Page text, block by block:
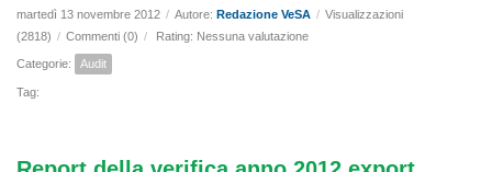
martedì 13 novembre 2012 / Autore: Redazione VeSA / Visualizzazioni
(2818) / Commenti (0) / Rating: Nessuna valutazione
Categorie: Audit
Tag: